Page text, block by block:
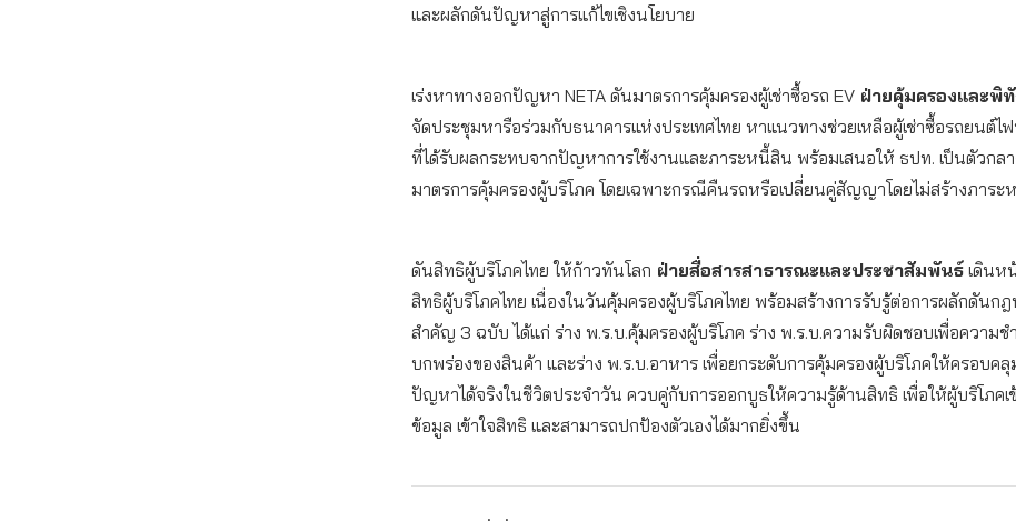
และผลักดันปัญหาสู่การแก้ไขเชิงนโยบาย
เร่งหาทางออกปัญหา NETA ดันมาตรการคุ้มครองผู้เช่าซื้อรถ EV ฝ่ายคุ้มครองและพิ
จัดประชุมหารือร่วมกับธนาคารแห่งประเทศไทย หาแนวทางช่วยเหลือผู้เช่าซื้อรถยนต์ไฟ
ที่ได้รับผลกระทบจากปัญหาการใช้งานและภาระหนี้สิน พร้อมเสนอให้ ธปท. เป็นตัวกล
มาตรการคุ้มครองผู้บริโภค โดยเฉพาะกรณีคืนรถหรือเปลี่ยนคู่สัญญาโดยไม่สร้างภาระ
ดันสิทธิผู้บริโภคไทย ให้ก้าวทันโลก ฝ่ายสื่อสารสาธารณะและประชาสัมพันธ์ เดินห
สิทธิผู้บริโภคไทย เนื่องในวันคุ้มครองผู้บริโภคไทย พร้อมสร้างการรับรู้ต่อการผลักดันก
สำคัญ 3 ฉบับ ได้แก่ ร่าง พ.ร.บ.คุ้มครองผู้บริโภค ร่าง พ.ร.บ.ความรับผิดชอบเพื่อความช
บกพร่องของสินค้า และร่าง พ.ร.บ.อาหาร เพื่อยกระดับการคุ้มครองผู้บริโภคให้ครอบค
ปัญหาได้จริงในชีวิตประจำวัน ควบคู่กับการออกบูธให้ความรู้ด้านสิทธิ เพื่อให้ผู้บริโภคเ
ข้อมูล เข้าใจสิทธิ และสามารถปกป้องตัวเองได้มากยิ่งขึ้น